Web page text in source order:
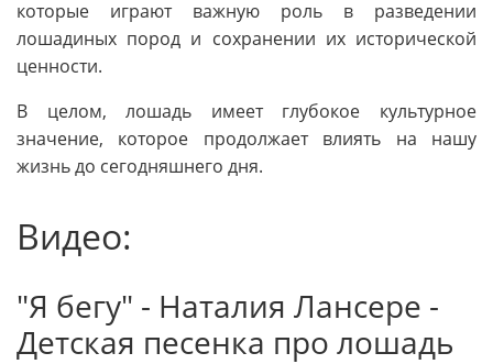
которые играют важную роль в разведении
лошадиных пород и сохранении их исторической
ценности.
В целом, лошадь имеет глубокое культурное
значение, которое продолжает влиять на нашу
жизнь до сегодняшнего дня.
Видео:
"Я бегу" - Наталия Лансере -
Детская песенка про лошадь